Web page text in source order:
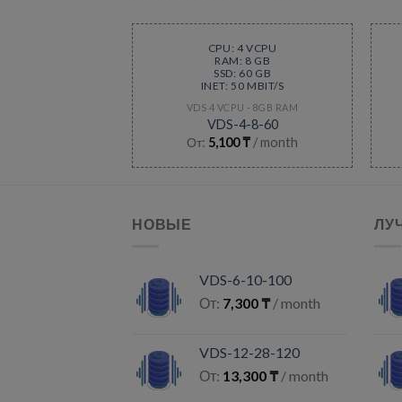
CPU: 4 VCPU
RAM: 8 GB
SSD: 60 GB
INET: 50 MBIT/S
VDS 4 VCPU - 8GB RAM
VDS-4-8-60
От: 5,100₸ / month
НОВЫЕ
VDS-6-10-100
От: 7,300₸ / month
VDS-12-28-120
От: 13,300₸ / month